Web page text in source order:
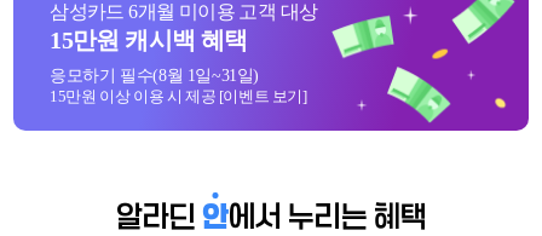
삼성카드 6개월 미이용 고객 대상
15만원 캐시백 혜택
응모하기 필수(8월 1일~31일)
15만원 이상 이용 시 제공 [이벤트 보기]
알라딘 안에서 누리는 혜택